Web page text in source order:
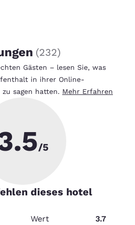
(232)
Gästen – lesen Sie, was
in ihrer Online-
sagen hatten. Mehr Erfahren
/5
dieses hotel
Wert
3.7